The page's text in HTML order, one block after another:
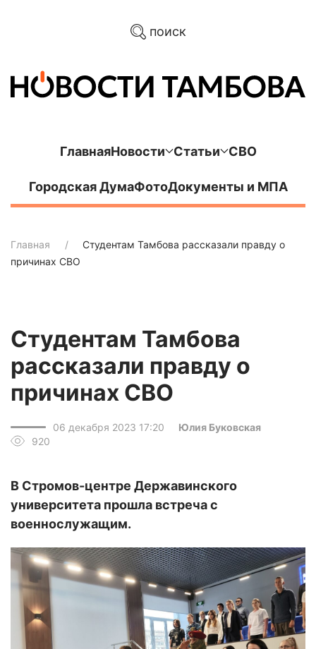
поиск
ГлавнаяНовости Статьи СВО
Городская ДумаФотоДокументы и МПА
Главная
Студентам Тамбова рассказали правду о
причинах СВО
Студентам Тамбова
рассказали правду о
причинах СВО
06 декабря 2023 17:20
Юлия Буковская
920
В Стромов-центре Державинского
университета прошла встреча с
военнослужащим.